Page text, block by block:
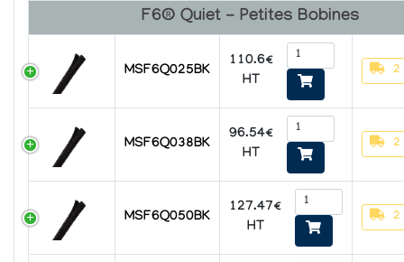
F6® Quiet - Petites Bobines
MSF6Q025BK
110.6€
HT
2
MSF6Q038BK
96.54€
HT
2
MSF6Q050BK
127.47€
HT
2